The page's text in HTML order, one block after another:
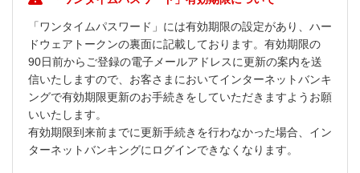
「ワンタイムパスワード」には有効期限の設定があり、ハー
ドウェアトークンの裏面に記載しております。有効期限の
90日前からご登録の電子メールアドレスに更新の案内を送
信いたしますので、お客さまにおいてインターネットバンキ
ングで有効期限更新のお手続きをしていただきますようお願
いいたします。
有効期限到来前までに更新手続きを行わなかった場合、イン
ターネットバンキングにログインできなくなります。